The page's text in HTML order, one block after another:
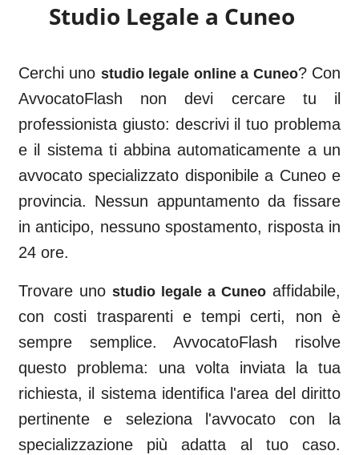
Studio Legale a Cuneo
Cerchi uno studio legale online a Cuneo? Con
AvvocatoFlash non devi cercare tu il
professionista giusto: descrivi il tuo problema
e il sistema ti abbina automaticamente a un
avvocato specializzato disponibile a Cuneoe
provincia. Nessun appuntamento da fissare
in anticipo, nessuno spostamento, risposta in
24 ore.
Trovare uno studio legale a Cuneo affidabile,
con costi trasparenti e tempi certi, non è
sempre semplice. AvvocatoFlash risolve
questo problema: una volta inviata la tua
richiesta, il sistema identifica l'area del diritto
pertinente e seleziona l'avvocato con la
specializzazione più adatta al tuo caso.